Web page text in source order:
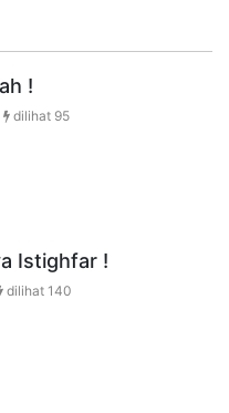
!
dilihat 95
Istighfar !
dilihat 140